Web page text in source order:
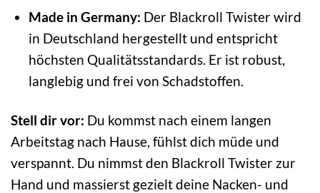
Made in Germany: Der Blackroll Twister wird
in Deutschland hergestellt und entspricht
höchsten Qualitätsstandards. Er ist robust,
langlebig und frei von Schadstoffen.
Stell dir vor: Du kommst nach einem langen
Arbeitstag nach Hause, fühlst dich müde und
verspannt. Du nimmst den Blackroll Twister zur
Hand und massierst gezielt deine Nacken- und